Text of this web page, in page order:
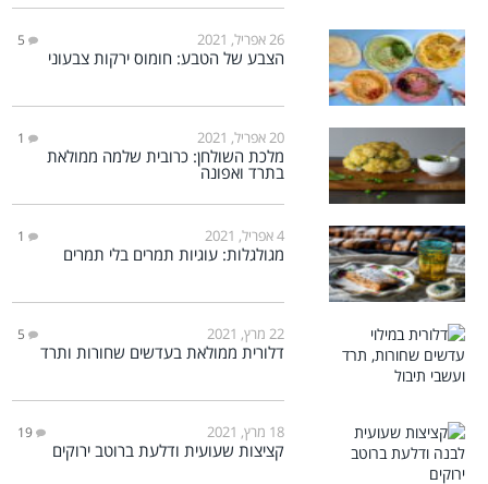
26 אפריל, 2021 5
הצבע של הטבע: חומוס ירקות צבעוני
20 אפריל, 2021 1
מלכת השולחן: כרובית שלמה ממולאת
בתרד ואפונה
4 אפריל, 2021 1
מגולגלות: עוגיות תמרים בלי תמרים
22 מרץ, 2021 5
דלורית ממולאת בעדשים שחורות ותרד
18 מרץ, 2021 19
קציצות שעועית ודלעת ברוטב ירוקים